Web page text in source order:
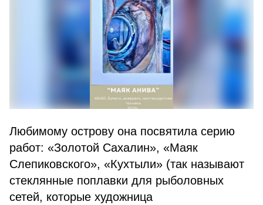
Любимому острову она посвятила серию
работ: «Золотой Сахалин», «Маяк
Слепиковского», «Кухтыли» (так называют
стеклянные поплавки для рыболовных
сетей, которые художница